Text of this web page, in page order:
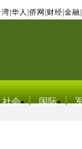
湾 华人 侨网 财经 金融
社会 国际